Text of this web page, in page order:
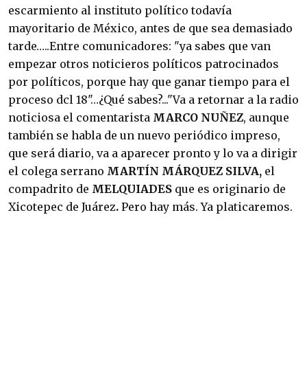
escarmiento al instituto político todavía
mayoritario de México, antes de que sea demasiado
tarde…..Entre comunicadores: "ya sabes que van
empezar otros noticieros políticos patrocinados
por políticos, porque hay que ganar tiempo para el
proceso dcl 18"…¿Qué sabes?..."Va a retornar a la radio
noticiosa el comentarista MARCO NUÑEZ, aunque
también se habla de un nuevo periódico impreso,
que será diario, va a aparecer pronto y lo va a dirigir
el colega serrano MARTÍN MÁRQUEZ SILVA, el
compadrito de MELQUIADES que es originario de
Xicotepec de Juárez. Pero hay más. Ya platicaremos.